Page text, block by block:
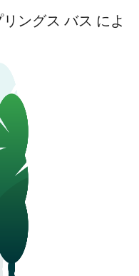
ングス バス によ